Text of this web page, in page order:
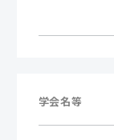
学会名等